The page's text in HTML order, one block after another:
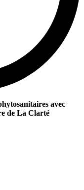
avec
de La Clarté